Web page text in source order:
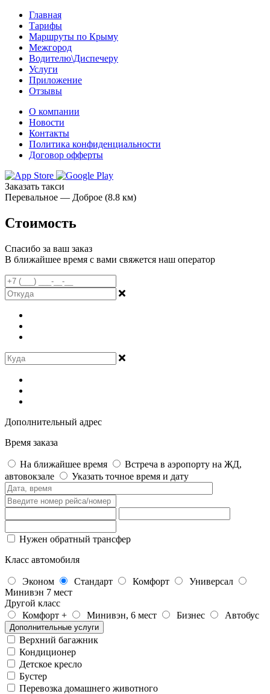
Главная
Тарифы
Маршруты по Крыму
Межгород
Водителю\Диспечеру
Услуги
Приложение
Отзывы
О компании
Новости
Контакты
Политика конфиденциальности
Договор офферты
Заказать такси
Перевальное — Доброе (8.8 км)
Стоимость
Спасибо за ваш заказ
В ближайшее время с вами свяжется наш оператор
Дополнительный адрес
Время заказа
На ближайшее время
Встреча в аэропорту на ЖД,
автовокзале
Указать точное время и дату
Нужен обратный трансфер
Класс автомобиля
Эконом Стандарт Комфорт
Универсал
Минивэн 7 мест
Другой класс
Комфорт +
Минивэн, 6 мест Бизнес Автобус
Дополнительные услуги
Верхний багажник
Кондиционер
Детское кресло
Бустер
Перевозка домашнего животного